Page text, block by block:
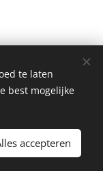
Cookies
te laten
best mogelijke
accepteren